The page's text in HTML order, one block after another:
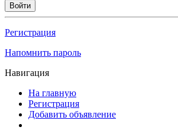
Войти
Регистрация
Напомнить пароль
Навигация
На главную
Регистрация
Добавить объявление